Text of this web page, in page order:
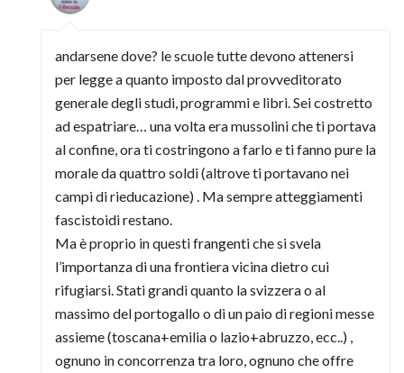
andarsene dove? le scuole tutte devono attenersi
per legge a quanto imposto dal provveditorato
generale degli studi, programmi e libri. Sei costretto
ad espatriare… una volta era mussolini che ti portava
al confine, ora ti costringono a farlo e ti fanno pure la
morale da quattro soldi (altrove ti portavano nei
campi di rieducazione) . Ma sempre atteggiamenti
fascistoidi restano.
Ma è proprio in questi frangenti che si svela
l’importanza di una frontiera vicina dietro cui
rifugiarsi. Stati grandi quanto la svizzera o al
massimo del portogallo o di un paio di regioni messe
assieme (toscana+emilia o lazio+abruzzo, ecc..) ,
ognuno in concorrenza tra loro, ognuno che offre